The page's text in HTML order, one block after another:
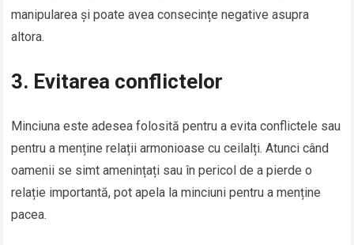
manipularea și poate avea consecințe negative asupra
altora.
3. Evitarea conflictelor
Minciuna este adesea folosită pentru a evita conflictele sau
pentru a menține relații armonioase cu ceilalți. Atunci când
oamenii se simt amenințați sau în pericol de a pierde o
relație importantă, pot apela la minciuni pentru a menține
pacea.